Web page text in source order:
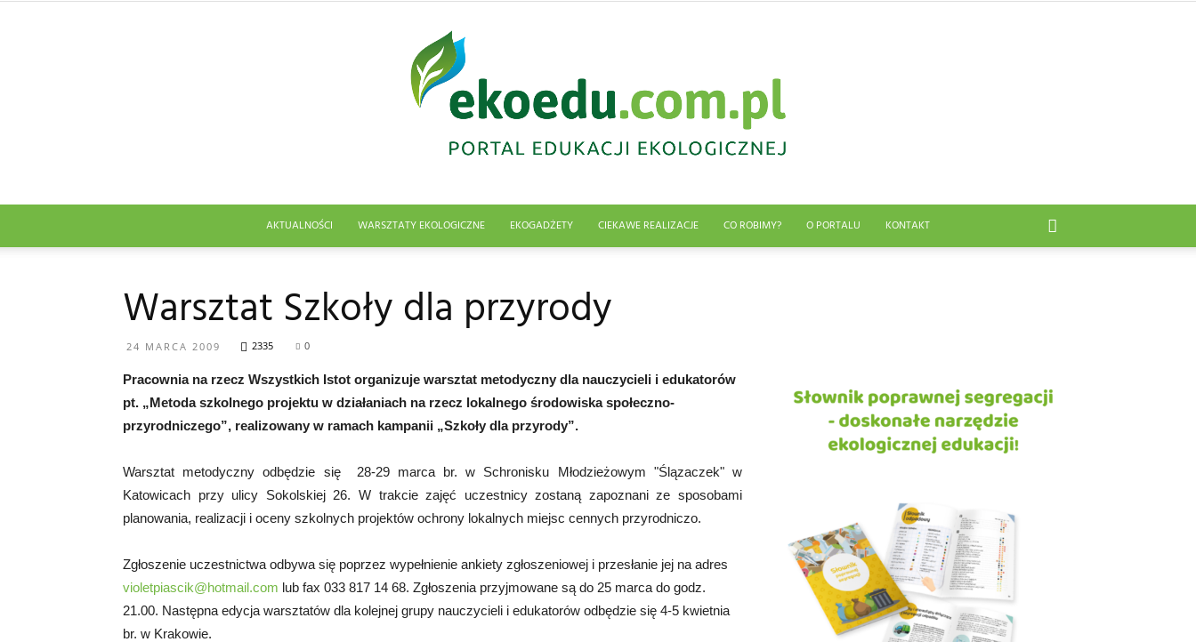
ekologiczna
Abrys
AKTUALNOŚCI WARSZTATY EKOLOGICZNE EKOGADŻETY CIEKAWE REALIZACJE CO ROBIMY? O PORTALU KONTAKT
Warsztat Szkoły dla przyrody
24 MARCA 2009 2335 0
Pracownia na rzecz Wszystkich Istot organizuje warsztat metodyczny dla nauczycieli i edukatorów
pt. „Metoda szkolnego projektu w działaniach na rzecz lokalnego środowiska społeczno-
przyrodniczego”, realizowany w ramach kampanii „Szkoły dla przyrody”.
Warsztat metodyczny odbędzie się 28-29 marca br. w Schronisku Młodzieżowym "Ślązaczek" w
Katowicach przy ulicy Sokolskiej 26. W trakcie zajęć uczestnicy zostaną zapoznani ze sposobami
planowania, realizacji i oceny szkolnych projektów ochrony lokalnych miejsc cennych przyrodniczo.
Zgłoszenie uczestnictwa odbywa się poprzez wypełnienie ankiety zgłoszeniowej i przesłanie jej na adres
violetpiascik@hotmail.com lub fax 033 817 14 68. Zgłoszenia przyjmowane są do 25 marca do godz.
21.00. Następna edycja warsztatów dla kolejnej grupy nauczycieli i edukatorów odbędzie się 4-5 kwietnia
br. w Krakowie.